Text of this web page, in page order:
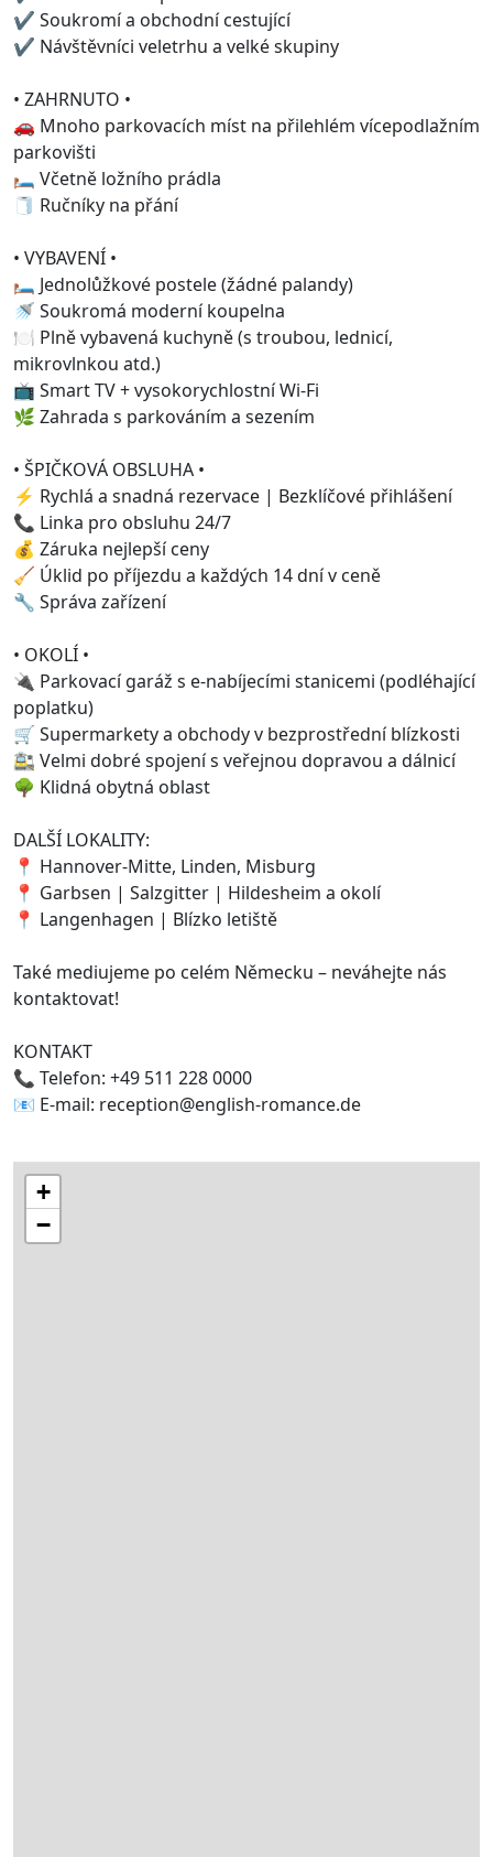
✔ Soukromí a obchodní cestující
✔ Návštěvníci veletrhu a velké skupiny
• ZAHRNUTO •
🚗 Mnoho parkovacích míst na přilehlém vícepodlažním
parkovišti
🛏️ Včetně ložního prádla
🧻 Ručníky na přání
• VYBAVENÍ •
🛏 Jednolůžkové postele (žádné palandy)
🚿 Soukromá moderní koupelna
🍽 Plně vybavená kuchyně (s troubou, lednicí,
mikrovlnkou atd.)
📺 Smart TV + vysokorychlostní Wi-Fi
🌿 Zahrada s parkováním a sezením
• ŠPIČKOVÁ OBSLUHA •
⚡ Rychlá a snadná rezervace | Bezklíčové přihlášení
📞 Linka pro obsluhu 24/7
💰 Záruka nejlepší ceny
🧹 Úklid po příjezdu a každých 14 dní v ceně
🔧 Správa zařízení
• OKOLÍ •
🔌 Parkovací garáž s e-nabíjecími stanicemi (podléhající
poplatku)
🛒 Supermarkety a obchody v bezprostřední blízkosti
🚉 Velmi dobré spojení s veřejnou dopravou a dálnicí
🌳 Klidná obytná oblast
DALŠÍ LOKALITY:
📍 Hannover-Mitte, Linden, Misburg
📍 Garbsen | Salzgitter | Hildesheim a okolí
📍 Langenhagen | Blízko letiště
Také mediujeme po celém Německu – neváhejte nás
kontaktovat!
KONTAKT
📞 Telefon: +49 511 228 0000
📧 E-mail: reception@english-romance.de
+
−